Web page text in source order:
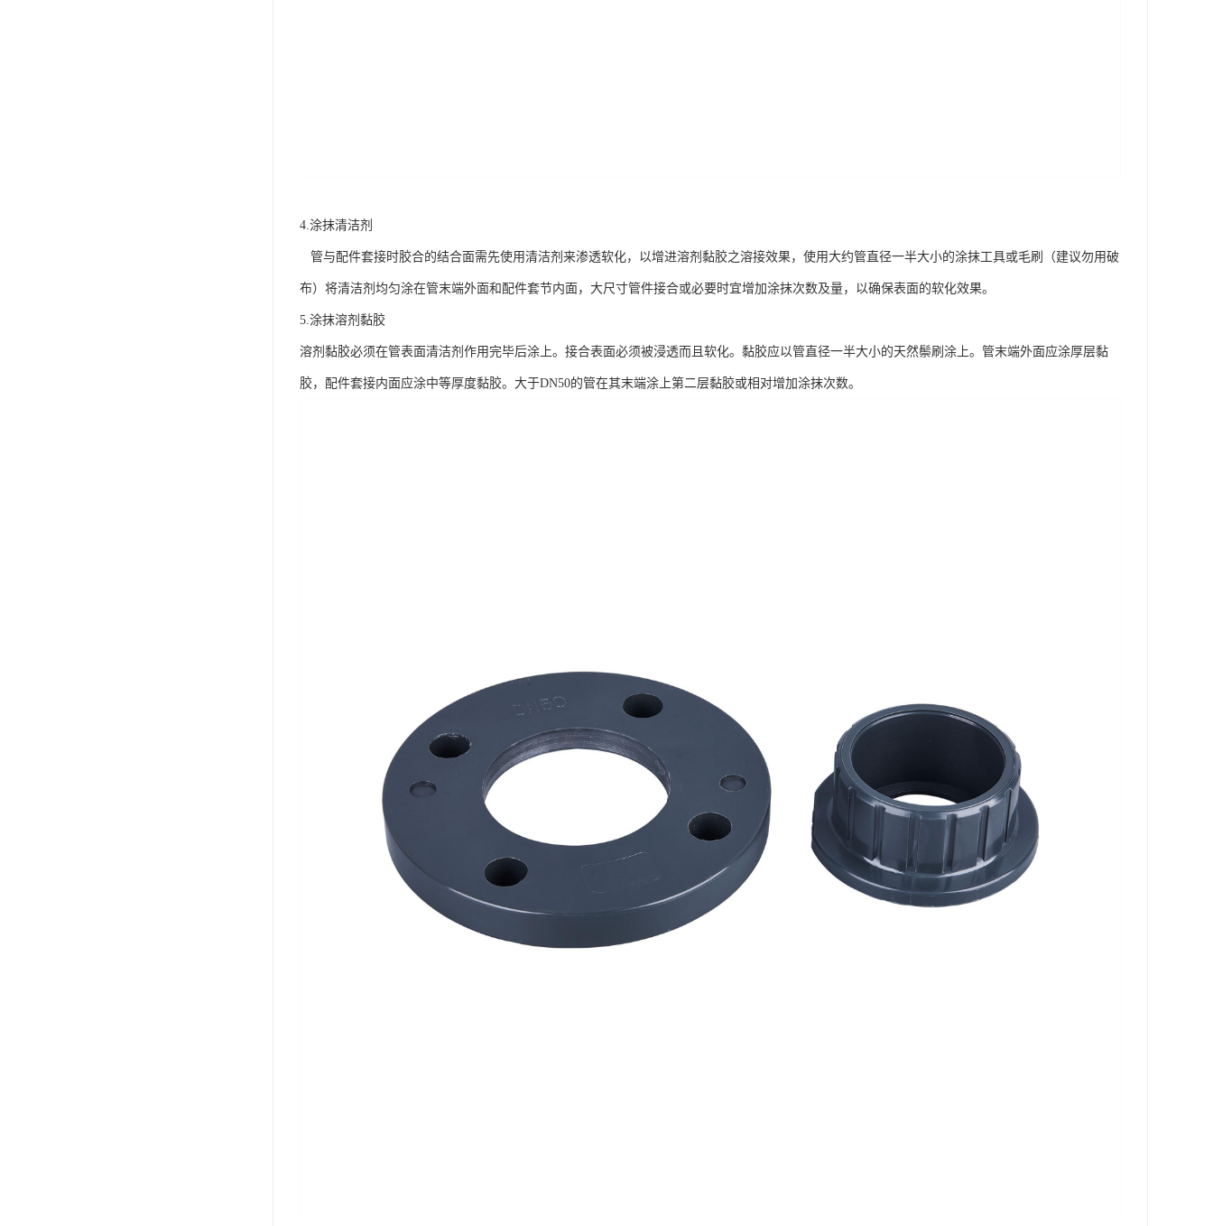
4.涂抹清洁剂
管与配件套接时胶合的结合面需先使用清洁剂来渗透软化，以增进溶剂黏胶之溶接效果，使用大约管直径一半大小的涂抹工具或毛刷（建议勿用破
布）将清洁剂均匀涂在管末端外面和配件套节内面，大尺寸管件接合或必要时宜增加涂抹次数及量，以确保表面的软化效果。
5.涂抹溶剂黏胶
溶剂黏胶必须在管表面清洁剂作用完毕后涂上。接合表面必须被浸透而且软化。黏胶应以管直径一半大小的天然鬃刷涂上。管末端外面应涂厚层黏
胶，配件套接内面应涂中等厚度黏胶。大于DN50的管在其末端涂上第二层黏胶或相对增加涂抹次数。